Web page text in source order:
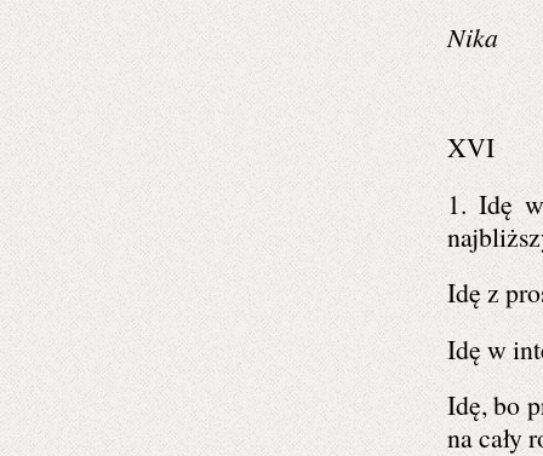
Nika
XVI
1. Idę
Idę z
Idę w
Idę, bo
na cały